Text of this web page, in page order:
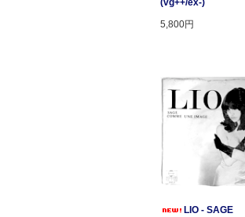
(vg++/ex-)
5,800円
LIO - SAGE